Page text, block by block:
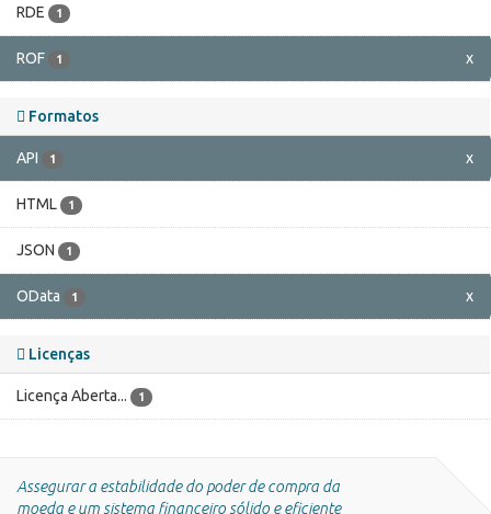
RDE 1
ROF 1 x
Formatos
API 1 x
HTML 1
JSON 1
OData 1 x
Licenças
Licença Aberta... 1
Assegurar a estabilidade do poder de compra da
moeda e um sistema financeiro sólido e eficiente